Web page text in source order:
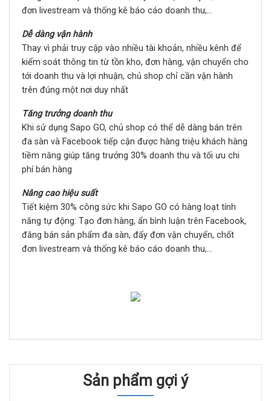
đơn livestream và thống kê báo cáo doanh thu,...
Dễ dàng vận hành
Thay vì phải truy cập vào nhiều tài khoản, nhiều kênh để
kiểm soát thông tin từ tồn kho, đơn hàng, vận chuyển cho
tới doanh thu và lợi nhuận, chủ shop chỉ cần vận hành
trên đúng một nơi duy nhất
Tăng trưởng doanh thu
Khi sử dụng Sapo GO, chủ shop có thể dễ dàng bán trên
đa sàn và Facebook tiếp cận được hàng triệu khách hàng
tiềm năng giúp tăng trưởng 30% doanh thu và tối ưu chi
phí bán hàng
Nâng cao hiệu suất
Tiết kiệm 30% công sức khi Sapo GO có hàng loạt tính
năng tự động: Tạo đơn hàng, ẩn bình luận trên Facebook,
đăng bán sản phẩm đa sàn, đẩy đơn vận chuyển, chốt
đơn livestream và thống kê báo cáo doanh thu,...
Sản phẩm gợi ý